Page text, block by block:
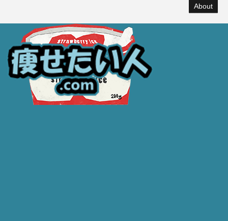
About